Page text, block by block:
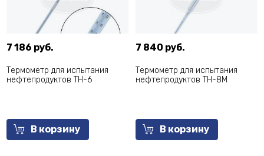
7 186 руб.
Термометр для испытания
нефтепродуктов ТН-6
В корзину
7 840 руб.
Термометр для испытания
нефтепродуктов ТН-8М
В корзину